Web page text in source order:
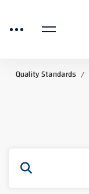
Quality Standards